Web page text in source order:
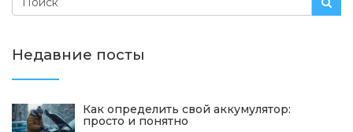
Недавние посты
Как определить свой аккумулятор:
просто и понятно